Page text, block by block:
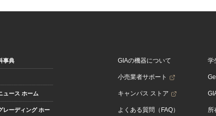
事典
ュース ホーム
レーディング ホー
GIAの機器について
小売業者サポート
キャンパス ストア
よくある質問（FAQ）
学
所